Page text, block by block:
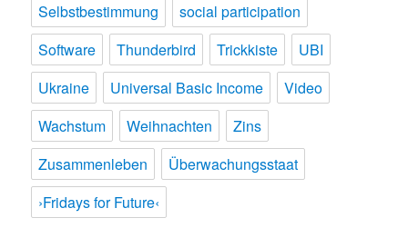
Selbstbestimmung
social participation
Software
Thunderbird Trickkiste
UBI
Ukraine
Universal Basic Income
Video
Wachstum
Weihnachten
Zins
Zusammenleben
Überwachungsstaat
›Fridays for Future‹